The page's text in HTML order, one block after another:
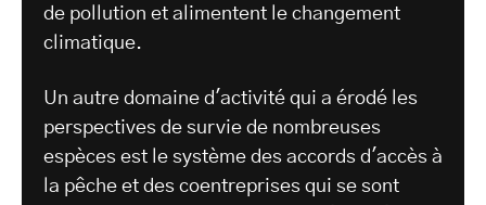
de pollution et alimentent le changement
climatique.
Un autre domaine d'activité qui a érodé les
perspectives de survie de nombreuses
espèces est le système des accords d'accès à
la pêche et des coentreprises qui se sont